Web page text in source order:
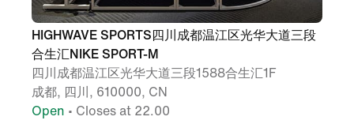
HIGHWAVE SPORTS四川成都温江区光华大道三段
合生汇NIKE SPORT-M
四川成都温江区光华大道三段1588合生汇1F
成都, 四川, 610000, CN
Open • Closes at 22.00